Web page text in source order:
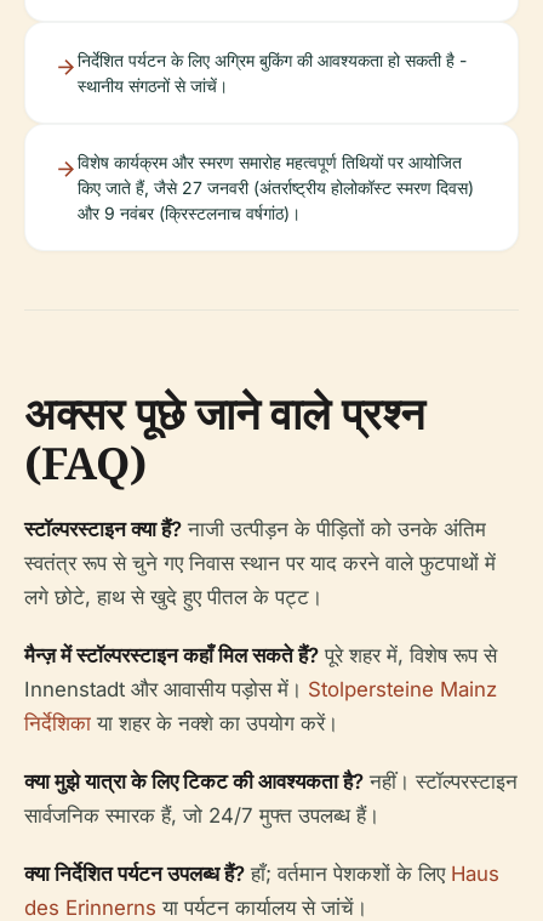
निर्देशित पर्यटन के लिए अग्रिम बुकिंग की आवश्यकता हो सकती है -
स्थानीय संगठनों से जांचें।
विशेष कार्यक्रम और स्मरण समारोह महत्वपूर्ण तिथियों पर आयोजित
किए जाते हैं, जैसे 27 जनवरी (अंतर्राष्ट्रीय होलोकॉस्ट स्मरण दिवस)
और 9 नवंबर (क्रिस्टलनाच वर्षगांठ)।
अक्सर पूछे जाने वाले प्रश्न
(FAQ)
स्टॉल्परस्टाइन क्या हैं? नाजी उत्पीड़न के पीड़ितों को उनके अंतिम
स्वतंत्र रूप से चुने गए निवास स्थान पर याद करने वाले फुटपाथों में
लगे छोटे, हाथ से खुदे हुए पीतल के पट्ट।
मैन्ज़ में स्टॉल्परस्टाइन कहाँ मिल सकते हैं? पूरे शहर में, विशेष रूप से
Innenstadt और आवासीय पड़ोस में। Stolpersteine Mainz
निर्देशिका या शहर के नक्शे का उपयोग करें।
क्या मुझे यात्रा के लिए टिकट की आवश्यकता है? नहीं। स्टॉल्परस्टाइन
सार्वजनिक स्मारक हैं, जो 24/7 मुफ्त उपलब्ध हैं।
क्या निर्देशित पर्यटन उपलब्ध हैं? हाँ; वर्तमान पेशकशों के लिए Haus
des Erinnerns या पर्यटन कार्यालय से जांचें।